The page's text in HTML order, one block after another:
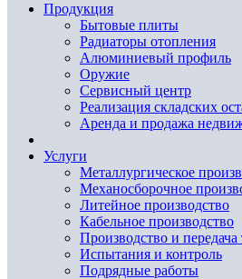
Продукция
Бытовые плиты
Радиаторы отопления
Алюминиевый профиль
Оружие
Сервисный центр
Реализация складских
Аренда и продажа
Услуги
Металлургическое
Механосборочное
Литейное производство
Кабельное производство
Производство и
Испытания и контроль
Подрядные работы